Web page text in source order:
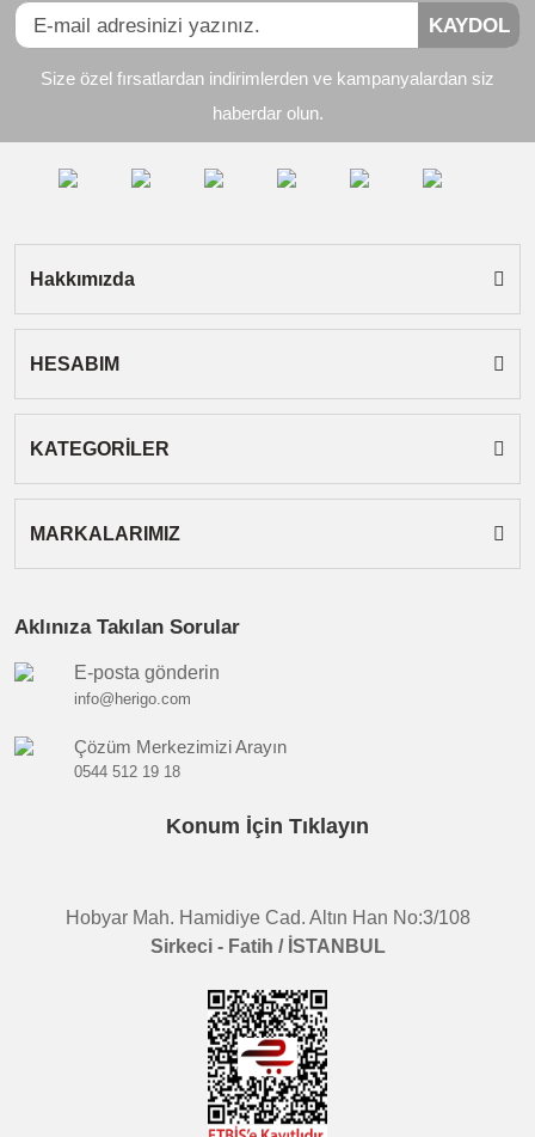
Ürün bilgilerinde hatalar bulunuyor.
Ürün fiyatı diğer sitelerden daha pahalı.
Gönder
KAYDOL
Size özel fırsatlardan indirimlerden ve kampanyalardan siz
haberdar olun.
Hakkımızda
HESABIM
KATEGORİLER
MARKALARIMIZ
Aklınıza Takılan Sorular
E-posta gönderin
info@herigo.com
Çözüm Merkezimizi Arayın
0544 512 19 18
Konum İçin Tıklayın
Hobyar Mah. Hamidiye Cad. Altın Han No:3/108
Sirkeci - Fatih / İSTANBUL